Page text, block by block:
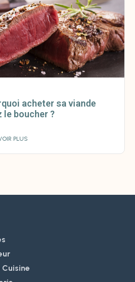
acheter sa viande
le boucher ?
PLUS